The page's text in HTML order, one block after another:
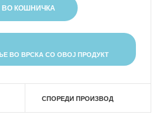
ВО ВРСКА СО ОВОЈ ПРОДУКТ
СПОРЕДИ ПРОИЗВОД